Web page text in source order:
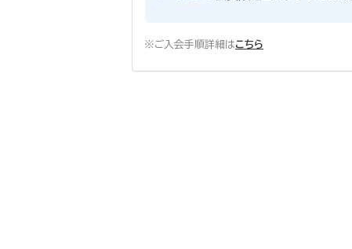
※ご入会手順詳細はこちら